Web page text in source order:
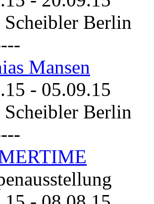
Berlin
Mansen
- 05.09.15
Berlin